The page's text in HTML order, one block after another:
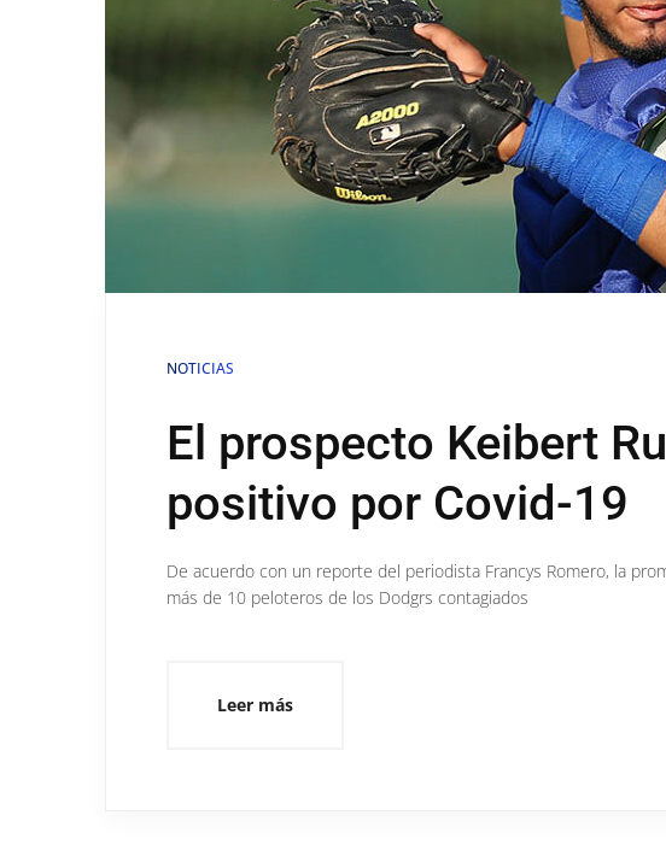
NOTICIAS
El prospecto Keibert
positivo por Covid-19
De acuerdo con un reporte del periodista Francys Romero, la
más de 10 peloteros de los Dodgrs contagiados
Leer más